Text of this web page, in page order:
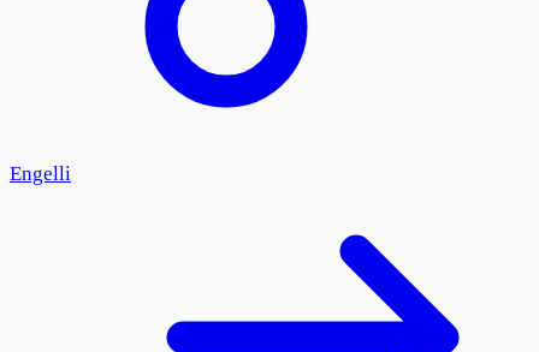
Engelli